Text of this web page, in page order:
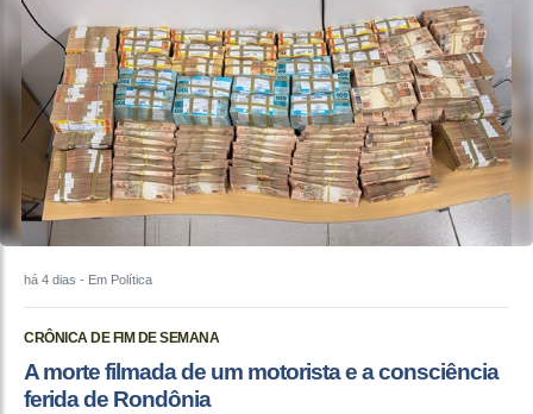
há 4 dias - Em Política
CRÔNICA DE FIM DE SEMANA
A morte filmada de um motorista e a consciência
ferida de Rondônia